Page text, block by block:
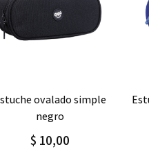
Agregar Detalle
negro
$ 10,00